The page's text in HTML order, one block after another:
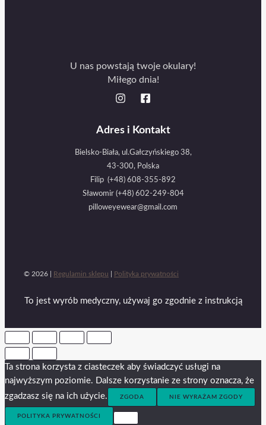
U nas powstają twoje okulary!
Miłego dnia!
Adres i Kontakt
Bielsko-Biała, ul.Gałczyńskiego 38,
43-300, Polska
Filip (+48) 608-355-892
Sławomir (+48) 602-249-804
pilloweyewear@gmail.com
© 2026 | Regulamin sklepu Polityka prywatności
To jest wyrób medyczny, używaj go zgodnie z instrukcją
Ta strona korzysta z ciasteczek aby świadczyć usługi na
najwyższym poziomie. Dalsze korzystanie ze strony oznacza, że
zgadzasz się na ich użycie.
ZGODA NIE WYRAŻAM ZGODY
POLITYKA PRYWATNOŚCI